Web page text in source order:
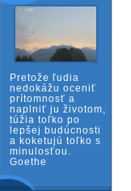
Pretože ľudia
nedokážu oceniť
prítomnosť a
naplniť ju životom,
túžia toľko po
lepšej budúcnosti
a koketujú toľko s
minulosťou.
Goethe